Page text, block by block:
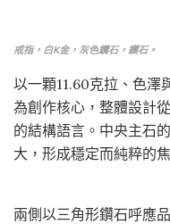
戒指，白K金，灰色鑽石，鑽石。
以一顆11.60克拉、色澤
為創作核心，整體設計
的結構語言。中央主石
大，形成穩定而純粹的
兩側以三角形鑽石呼應